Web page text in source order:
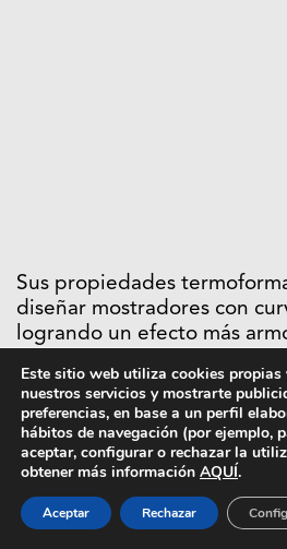
Sus propiedades
diseñar mostradores con
logrando un efecto más
puntos grises, añade
“Para nosotros, era
establecimiento reflejara los
marca: cuidado y respeto
autor. El efecto wow
que
nueva imagen no solo
Este sitio web utiliza cookies
nuestros servicios y mostrarte
preferencias, en base a un perfil
hábitos de navegación (por ejemplo,
aceptar, configurar o rechazar la
obtener más información AQUÍ.
Aceptar Rechazar